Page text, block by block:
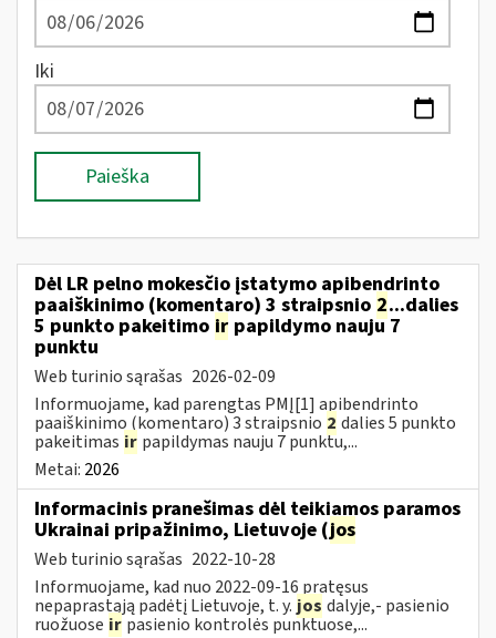
Iki
Paieška
Dėl LR pelno mokesčio įstatymo apibendrinto
paaiškinimo (komentaro) 3 straipsnio 2...dalies
5 punkto pakeitimo ir papildymo nauju 7
punktu
Web turinio sąrašas 2026-02-09
Informuojame, kad parengtas PMĮ[1] apibendrinto
paaiškinimo (komentaro) 3 straipsnio 2 dalies 5 punkto
pakeitimas ir papildymas nauju 7 punktu,...
Metai: 2026
Informacinis pranešimas dėl teikiamos paramos
Ukrainai pripažinimo, Lietuvoje (jos
Web turinio sąrašas 2022-10-28
Informuojame, kad nuo 2022-09-16 pratęsus
nepaprastąją padėtį Lietuvoje, t. y. jos dalyje,- pasienio
ruožuose ir pasienio kontrolės punktuose,...